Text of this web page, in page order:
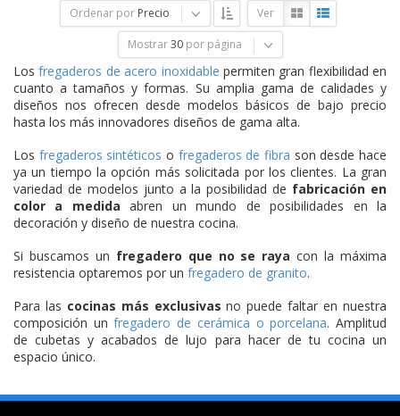
Ordenar por Precio Ver
Mostrar 30 por página
Losfregaderos de acero inoxidable permiten gran flexibilidad en
cuanto a tamaños y formas. Su amplia gama de calidades y
diseños nos ofrecen desde modelos básicos de bajo precio
hasta los más innovadores diseños de gama alta.
Los fregaderos sintéticos o fregaderos de fibra son desde hace
ya un tiempo la opción más solicitada por los clientes. La gran
variedad de modelos junto a la posibilidad de fabricación en
color a medida abren un mundo de posibilidades en la
decoración y diseño de nuestra cocina.
Si buscamos un fregadero que no se raya con la máxima
resistencia optaremos por un fregadero de granito.
Para las cocinas más exclusivas no puede faltar en nuestra
composición unfregadero de cerámica o porcelana. Amplitud
de cubetas y acabados de lujo para hacer de tu cocina un
espacio único.